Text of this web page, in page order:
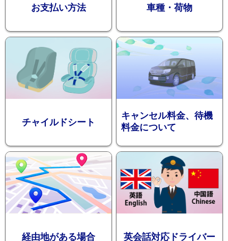
ション
お支払い方法 車種・荷物
チャイルドシート
キャンセル料金、待機
料金について
経由地がある場合 英会話対応ドライバー